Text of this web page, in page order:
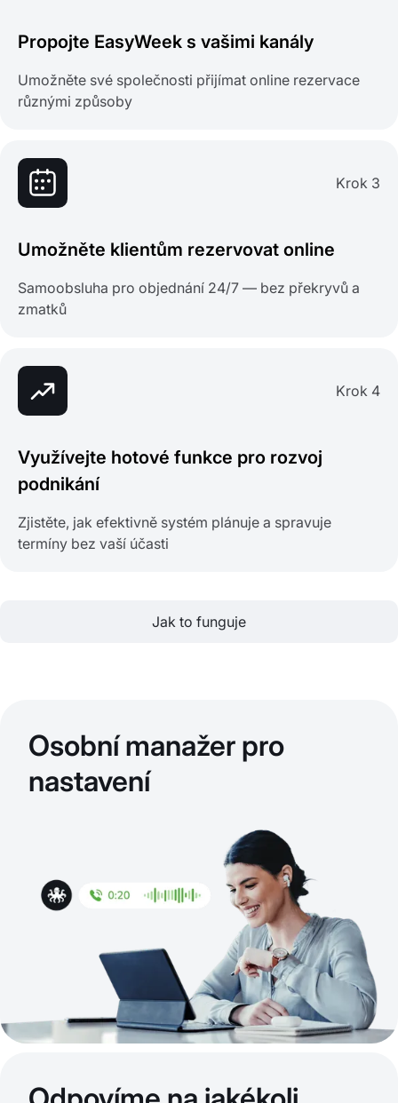
Propojte EasyWeek s vašimi kanály
Umožněte své společnosti přijímat online rezervace
různými způsoby
Krok 3
Umožněte klientům rezervovat online
Samoobsluha pro objednání 24/7 — bez překryvů a
zmatků
Krok 4
Využívejte hotové funkce pro rozvoj
podnikání
Zjistěte, jak efektivně systém plánuje a spravuje
termíny bez vaší účasti
Jak to funguje
Osobní manažer pro
nastavení